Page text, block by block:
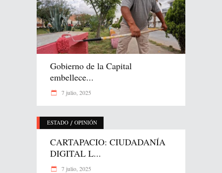
Gobierno de la Capital
embellece...
7 julio, 2025
ESTADO / OPINIÓN
CARTAPACIO: CIUDADANÍA
DIGITAL L...
7 julio, 2025